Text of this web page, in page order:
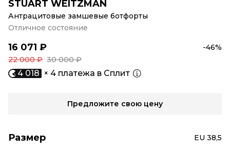
STUART WEITZMAN
Антрацитовые замшевые ботфорты
Отличное состояние
16 071 ₽
-46%
22 000 ₽ 30 000 ₽
4 018 × 4 платежа в Сплит
Предложите свою цену
Размер EU 38,5